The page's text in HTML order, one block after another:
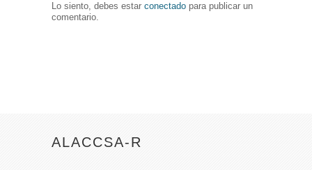
Lo siento, debes estar conectado para publicar un
comentario.
ALACCSA-R